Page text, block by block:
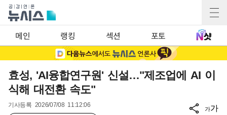
메인 랭킹 섹션 포토
효성, 'AI융합연구원' 신설…"제조업에 AI 이
식해 대전환 속도"
기사등록 2026/07/08 11:12:06
가가